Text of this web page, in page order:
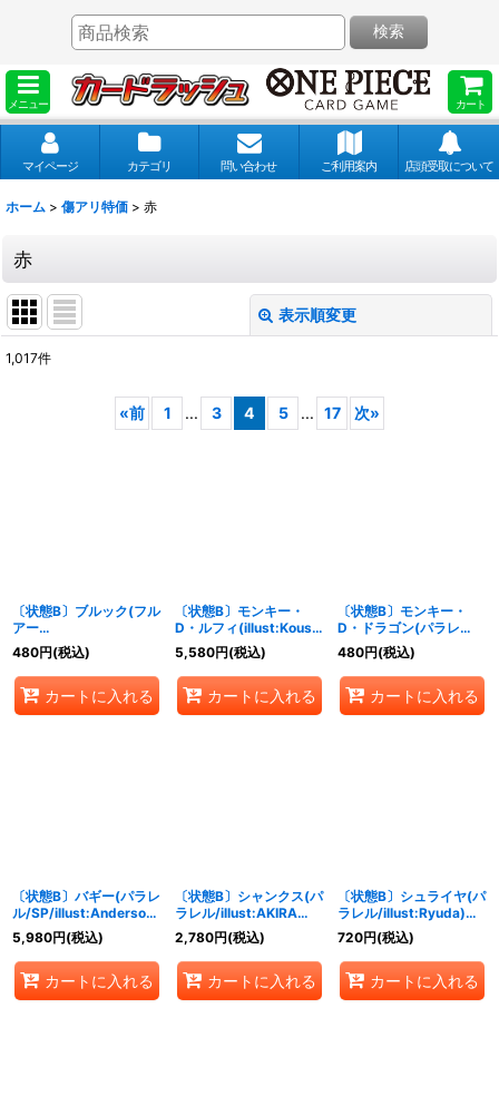
メニュー カート
検索
マイページ カテゴリ 問い合わせ ご利用案内 店頭受取について
ホーム > 傷アリ特価 > 赤
赤
表示順変更
1,017件
«前 1 ... 3 4 5 ... 17 次»
〔状態B〕ブルック(フル
アー
ト/foil/illust:Hayaken-
sarena)【C】{ST01-
011}
480円(税込)
カートに入れる
〔状態B〕モンキー・
D・ルフィ(illust:Koushi
Rokushiro)【P】{P-
080}
5,580円(税込)
カートに入れる
〔状態B〕モンキー・
D・ドラゴン(パラレ
ル/illust:AKIRA
EGAWA)【SR/P】
{OP07-015}
480円(税込)
カートに入れる
〔状態B〕バギー(パラレ
ル/SP/illust:Anderson)
【SP】{OP03-
008[OP06]}
5,980円(税込)
カートに入れる
〔状態B〕シャンクス(パ
ラレル/illust:AKIRA
EGAWA)【SR/P】
{OP06-007}
2,780円(税込)
カートに入れる
〔状態B〕シュライヤ(パ
ラレル/illust:Ryuda)
【SR/P】{OP06-009}
720円(税込)
カートに入れる